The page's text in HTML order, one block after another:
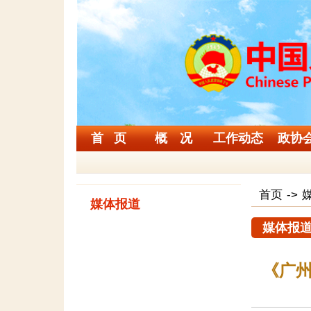
首 页 概 况 工作动态 政协
媒体报道
首页 ->
媒体报
《广